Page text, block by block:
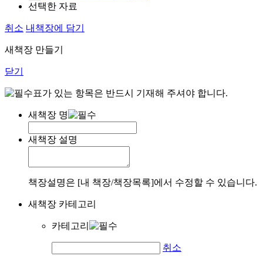
선택한 자료
취소 내책장에 담기
새책장 만들기
닫기
표가 있는 항목은 반드시 기재해 주셔야 합니다.
새책장 명
새책장 설명
책장설명은 [내 책장/책장목록]에서 수정할 수 있습니다.
새책장 카테고리
카테고리
취소